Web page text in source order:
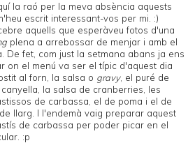
la raó per la meva absència aquests
escrit interessant-vos per mi. :)
aquells que esperàveu fotos d'una
plena a arrebossar de menjar i amb el
De fet, com just la setmana abans ja ens
on el menú va ser el típic d'aquest dia
al forn, la salsa o gravy, el puré de
la salsa de cranberries, les
de carbassa, el de poma i el de
llarg. I l'endemà vaig preparar aquest
de carbassa per poder picar en el
:p